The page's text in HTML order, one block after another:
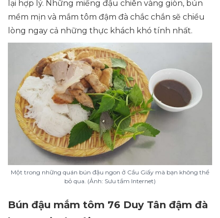
lại hợp lý. Những miếng đậu chiên vàng giòn, bún
mềm mịn và mắm tôm đậm đà chắc chắn sẽ chiều
lòng ngay cả những thực khách khó tính nhất.
Một trong những quán bún đậu ngon ở Cầu Giấy mà bạn không thể
bỏ qua. (Ảnh: Sưu tầm Internet)
Bún đậu mắm tôm 76 Duy Tân đậm đà